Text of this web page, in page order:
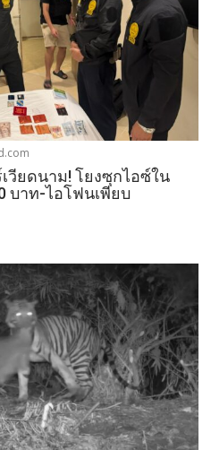
วียดนาม! โยงซุกไอซ์ใน
บาท-ไอโฟนเพียบ